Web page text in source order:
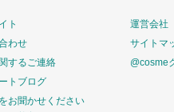
ト
わせ
するご連絡
トブログ
お聞かせください
運営会社
サイトマ
@cosme